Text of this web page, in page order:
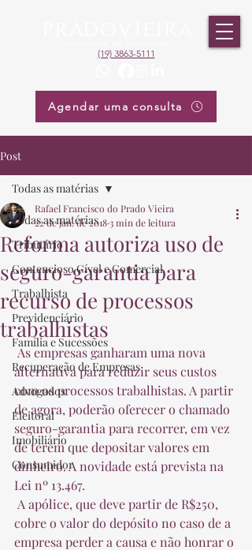
(19) 3863-5111
Agendar uma consulta
Post
Todas as matérias
Tributário
Contencioso Cível e Comercial
Trabalhista
Previdenciário
Família e Sucessões
Recuperação de Empresas
Advogados
Eleitoral
Imobiliário
Consumidor
Todas as matérias
Reforma autoriza uso de
seguro-garantia para
recurso de processos
trabalhistas
Rafael Francisco do Prado Vieira
22 de jan. de 2018 3 min de leitura
alternativa para reduzir seus custos
com os processos trabalhistas. A partir
de agora, poderão oferecer o chamado
seguro-garantia para recorrer, em vez
de terem que depositar valores em
dinheiro. A novidade está prevista na
Lei nº 13.467.
cobre o valor do depósito no caso de a
empresa perder a causa e não honrar o